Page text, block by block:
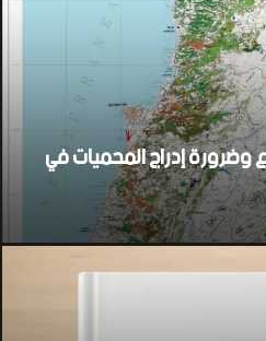
وضرورة إدراج المحميات في